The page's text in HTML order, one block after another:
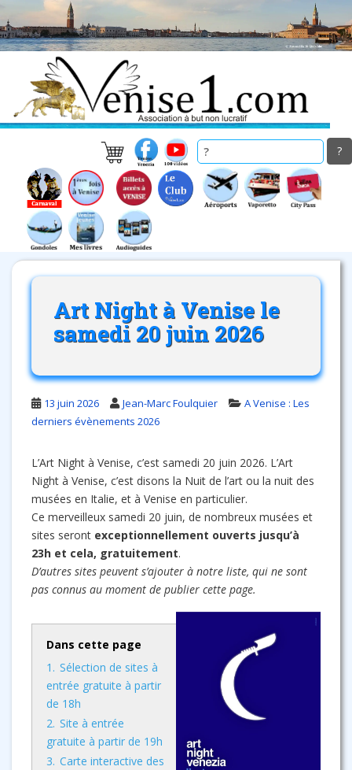
to
main
Art Night à Venise le
samedi 20 juin 2026
13 juin 2026 Jean-Marc Foulquier
A Venise : Les
derniers évènements 2026
L’Art Night à Venise, c’est samedi 20 juin 2026. L’Art
Night à Venise, c’est disons la Nuit de l’art ou la nuit des
musées en Italie, et à Venise en particulier.
Ce merveilleux samedi 20 juin, de nombreux musées et
sites seront exceptionnellement ouverts jusqu’à
23h et cela, gratuitement.
D’autres sites peuvent s’ajouter à notre liste, qui ne sont
pas connus au moment de publier cette page.
Dans cette page
1. Sélection de sites à
entrée gratuite à partir
de 18h
2. Site à entrée
gratuite à partir de 19h
3. Carte interactive des